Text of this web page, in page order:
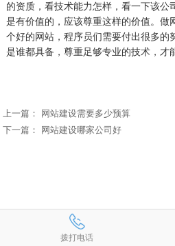
的资质，看技术能力怎样，看一下该公
是有价值的，应该尊重这样的价值。做
个好的网站，程序员们需要付出很多的
是谁都具备，尊重足够专业的技术，才
上一篇：
网站建设需要多少预算
下一篇：
网站建设哪家公司好
拨打电话